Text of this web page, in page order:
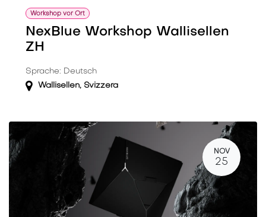
Workshop vor Ort
NexBlue Workshop Wallisellen
ZH
Sprache: Deutsch
Wallisellen, Svizzera
NOV
25